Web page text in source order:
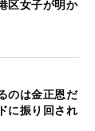
区女子が明か
のは金正恩だ
に振り回され